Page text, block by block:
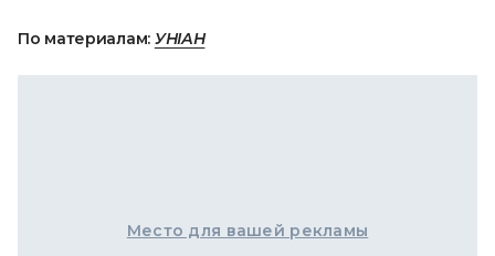
По материалам: УНІАН
Место для вашей рекламы